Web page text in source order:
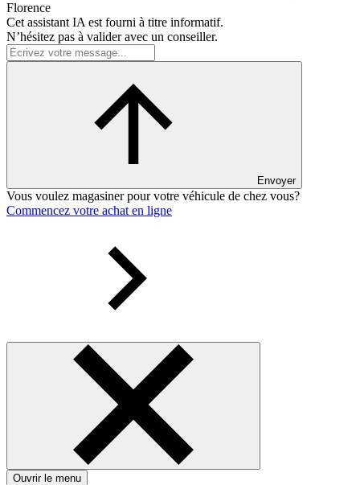
Florence
Cet assistant IA est fourni à titre informatif.
N’hésitez pas à valider avec un conseiller.
Envoyer
Vous voulez magasiner pour votre véhicule de chez vous?
Commencez votre achat en ligne
Ouvrir le menu